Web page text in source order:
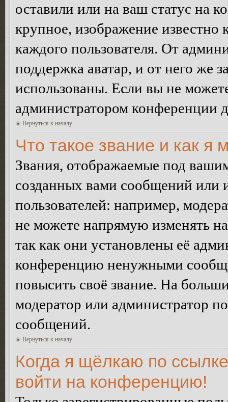
оставили или на ваш статус на
крупное, изображение известно
каждого пользователя. От
поддержка аватар, и от него же
использованы. Если вы не
администратором конференции
Вернуться к началу
Что такое звание и как я
Звания, отображаемые под
созданных вами сообщений
пользователей: например,
не можете напрямую изменять
так как они установлены её
конференцию ненужными
повысить своё звание. На
модератор или администратор
сообщений.
Вернуться к началу
Когда я щёлкаю по
войти на конференцию!